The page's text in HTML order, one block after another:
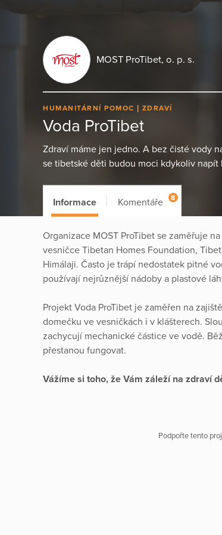
MOST ProTibet, o. p. s.
HUMANITÁRNÍ POMOC ZDRAVÍ
Voda ProTibet
Zdraví máme jen jedno. A bez čisté vody
se tibetské děti budou moci kdykoliv
Informace Komentáře 8
Organizace MOST ProTibet se zaměřuje
vesničce Tibetan Homes Foundation,
Himálaji. Často je trápí nedostatek pitné
používají nejrůznější nádoby a plastové
Projekt Voda ProTibet je zaměřen na
domečku ve vesničkách i v klášterech.
zachycují mechanické částice ve vodě.
přestanou fungovat.
Vážíme si toho, že Vám záleží na zdraví
Podpořte tento